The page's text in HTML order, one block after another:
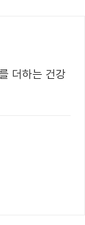
더하는 건강